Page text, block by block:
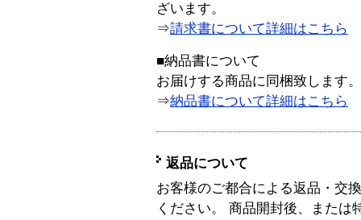
ざいます。
⇒請求書について詳細はこちら
■納品書について
お届けする商品に同梱致します。
⇒納品書について詳細はこちら
返品について
お客様のご都合による返品・交
ください。 商品開封後、または